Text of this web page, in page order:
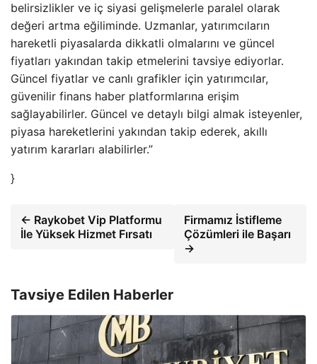
belirsizlikler ve iç siyasi gelişmelerle paralel olarak
değeri artma eğiliminde. Uzmanlar, yatırımcıların
hareketli piyasalarda dikkatli olmalarını ve güncel
fiyatları yakından takip etmelerini tavsiye ediyorlar.
Güncel fiyatlar ve canlı grafikler için yatırımcılar,
güvenilir finans haber platformlarına erişim
sağlayabilirler. Güncel ve detaylı bilgi almak isteyenler,
piyasa hareketlerini yakından takip ederek, akıllı
yatırım kararları alabilirler.”
}
← Raykobet Vip Platformu
İle Yüksek Hizmet Fırsatı
Firmamız İstifleme
Çözümleri ile Başarı
→
Tavsiye Edilen Haberler